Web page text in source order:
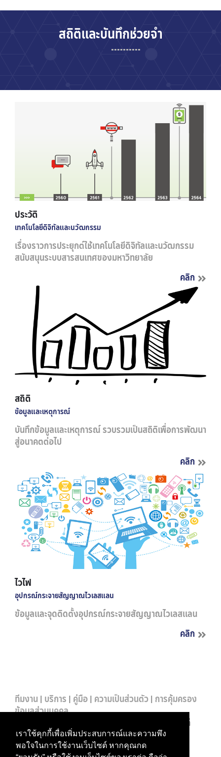
เราใช้คุกกี้เพื่อเพิ่มประสบการณ์และความพึง
พอใจในการใช้งานเว็บไซต์ หากคุณกด
สถิติและบันทึกช่วยจำ
ประวัติ
เทคโนโลยีดิจิทัลและนวัฒกรรม
เรื่องราวการประยุกต์ใช้เทคโนโลยีดิจิทัลและนวัฒกรรม
สนับสนุนระบบสารสนเทศของมหาวิทยาลัย
คลิก
สถิติ
ข้อมูลและเหตุการณ์
บันทึกข้อมูลและเหตุการณ์ รวบรวมเป็นสถิติเพื่อการพัฒนา
สู่อนาคตต่อไป
คลิก
ไวไฟ
อุปกรณ์กระจายสัญญาณไวเลสแลน
ข้อมูลและจุดติดตั้งอุปกรณ์กระจายสัญญาณไวเลสแลน
คลิก
ทีมงาน| บริการ | คู่มือ| ความเป็นส่วนตัว| การคุ้มครอง
ข้อมูลส่วนบุคคล
ฝ่ายบริหารข้อมูลทรัพยากร อาคารสำนักงานอธิการบดี
มหาวิทยาลัยศรีนครินทรวิโรฒ
114 สุขุมวิท 23 เขตวัฒนา กรุงเทพฯ 10110